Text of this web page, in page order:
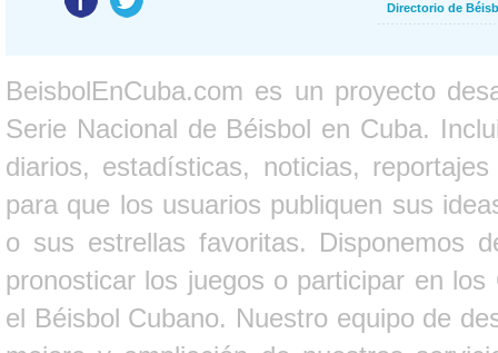
Directorio de
BeisbolEnCuba.com es un proyecto
Serie Nacional de Béisbol en Cuba.
diarios, estadísticas, noticias,
para que los usuarios publiquen sus
o sus estrellas favoritas. Disponemos
pronosticar los juegos o participar en
el Béisbol Cubano. Nuestro equipo de